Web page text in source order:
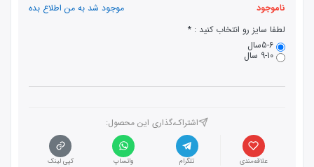
ناموجود
موجود شد به من اطلاع بده
لطفا سایز رو انتخاب کنید :
5-6سال
9-10 سال
اشتراک،گذاری این محصول‌:
علاقه‌مندی تلگرام واتساپ کپی لینک